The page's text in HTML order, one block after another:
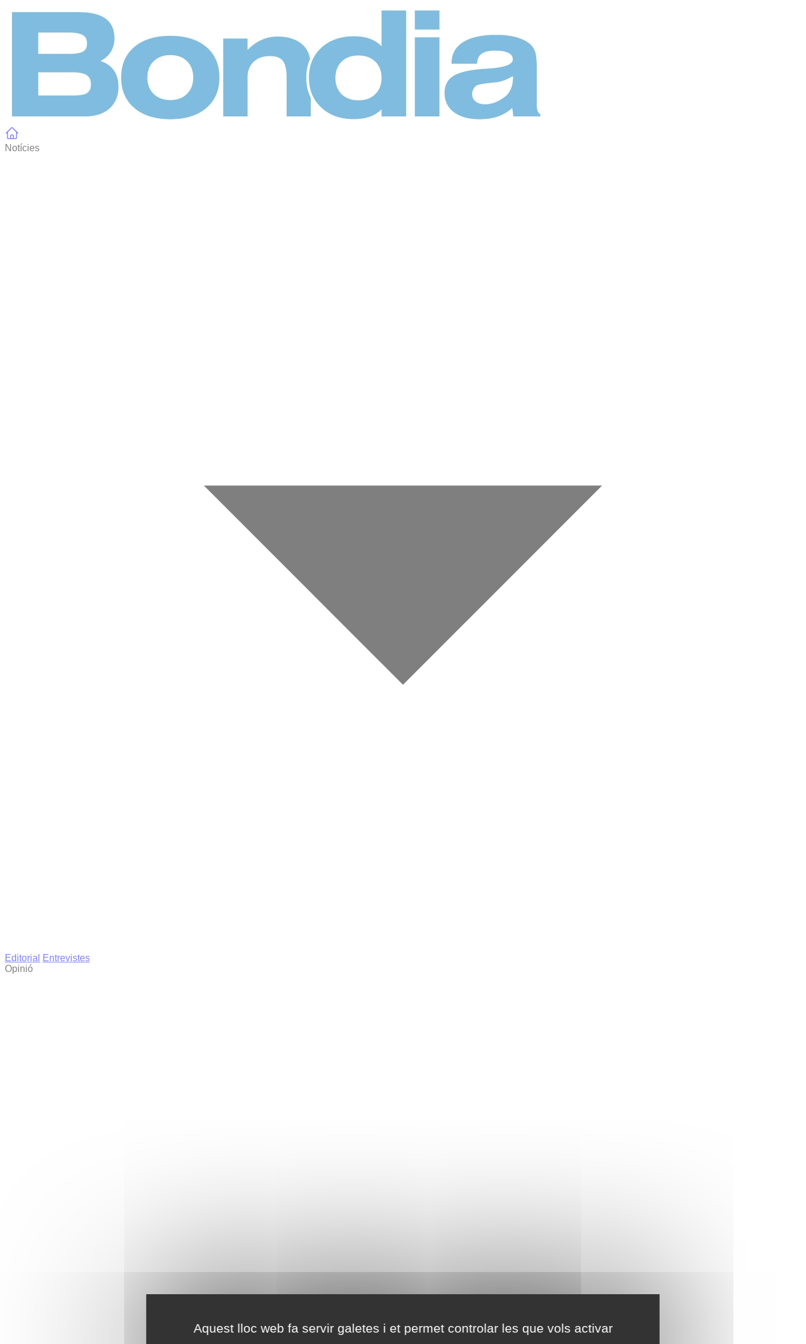
Aquest lloc web fa servir galetes i et permet controlar les que vols activar
Notícies
Editorial
Entrevistes
Opinió